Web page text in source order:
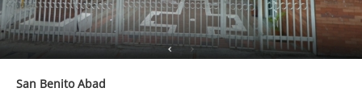
San Benito Abad